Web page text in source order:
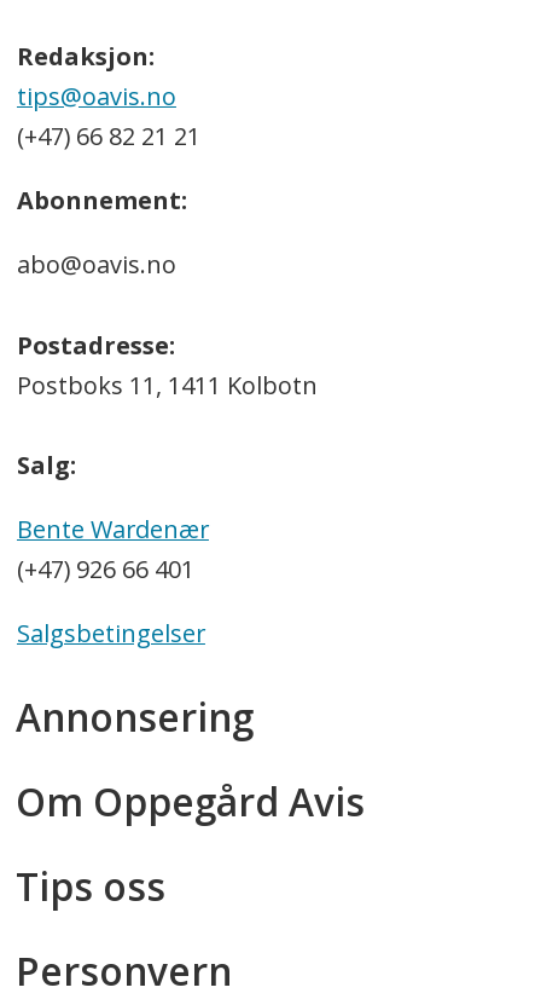
Redaksjon:
tips@oavis.no
(+47) 66 82 21 21
Abonnement:
abo@oavis.no
Postadresse:
Postboks 11, 1411 Kolbotn
Salg:
Bente Wardenær
(+47) 926 66 401
Salgsbetingelser
Annonsering
Om Oppegård Avis
Tips oss
Personvern